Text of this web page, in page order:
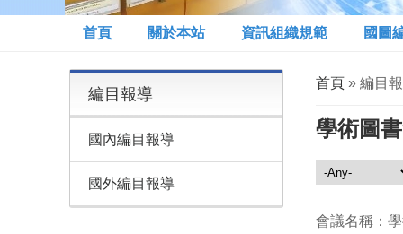
首頁 關於本站 資訊組織規範 國圖
您在這裡
首頁» 編目
學術圖
編目報導
會議名稱：
編目報導
國內編目報導
國外編目報導